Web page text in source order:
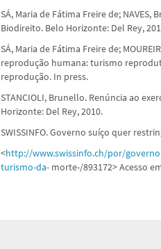
SÁ, Maria de Fátima Freire de;
Biodireito. Belo Horizonte: Del Rey,
SÁ, Maria de Fátima Freire de;
reprodução humana: turismo
reprodução. In press.
STANCIOLI, Brunello. Renúncia ao
Horizonte: Del Rey, 2010.
SWISSINFO. Governo suíço quer
<http://www.swissinfo.ch/por/
turismo-da- morte-/893172> Acesso